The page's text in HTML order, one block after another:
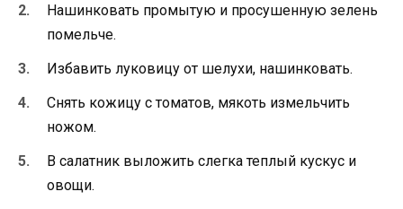
Нашинковать промытую и просушенную зелень
помельче.
Избавить луковицу от шелухи, нашинковать.
Снять кожицу с томатов, мякоть измельчить
ножом.
В салатник выложить слегка теплый кускус и
овощи.